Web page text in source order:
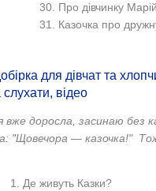
30. Про дівчинку
31. Казочка про
для дівчат та
відео
доросла, засинаю без
"Щовечора — казочка!"
1. Де живуть Казки?